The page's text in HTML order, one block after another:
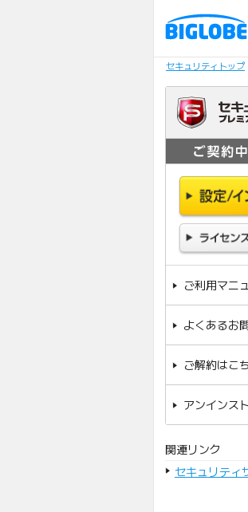
セキュリティトップ
ご利用マニ
よくあるお
ご解約はこ
アンインス
関連リンク
セキュリティ